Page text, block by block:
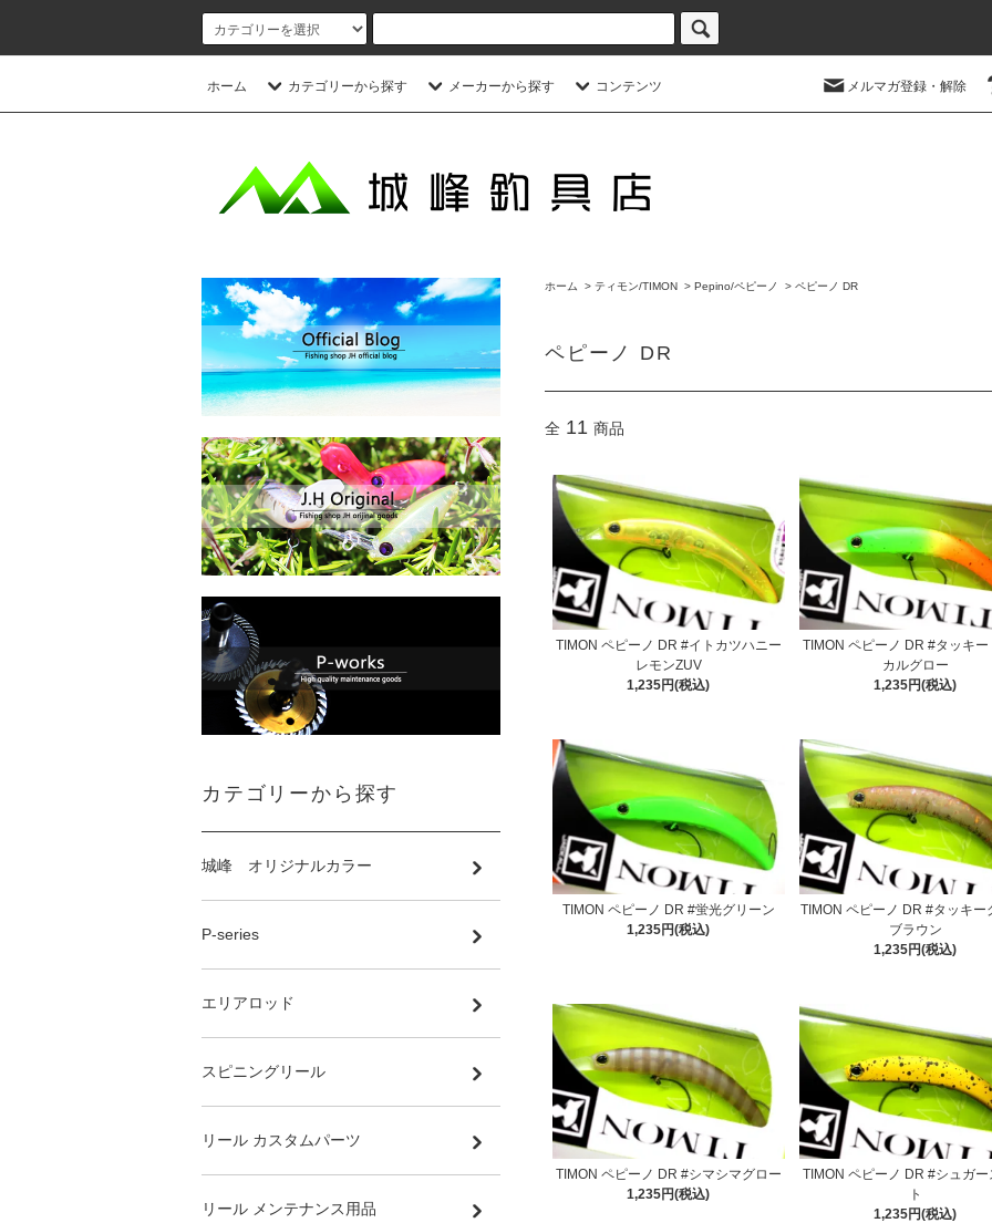
ホーム カテゴリーから探す メーカーから探す コンテンツ メルマガ登録・解除
ホーム > ティモン/TIMON > Pepino/ペピーノ > ペピーノ DR
ペピーノ DR
全 11 商品
TIMON ペピーノ DR #イトカツハニー
レモンZUV
1,235円(税込)
TIMON ペピーノ DR #タッキー
カルグロー
1,235円(税込)
TIMON ペピーノ DR #蛍光グリーン
1,235円(税込)
TIMON ペピーノ DR #タッキー
ブラウン
1,235円(税込)
TIMON ペピーノ DR #シマシマグロー
1,235円(税込)
TIMON ペピーノ DR #シュガー
ト
1,235円(税込)
カテゴリーから探す
城峰 オリジナルカラー
P-series
エリアロッド
スピニングリール
リール カスタムパーツ
リール メンテナンス用品